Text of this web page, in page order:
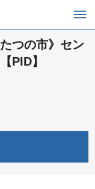
つの市》セン
PID】